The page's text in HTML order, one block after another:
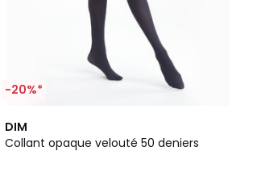
-20%*
DIM
Collant opaque velouté 50 deniers
4,3
/ 5
9
Couleurs